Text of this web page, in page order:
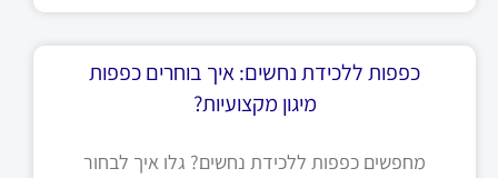
כפפות ללכידת נחשים: איך בוחרים כפפות
מיגון מקצועיות?
מחפשים כפפות ללכידת נחשים? גלו איך לבחור